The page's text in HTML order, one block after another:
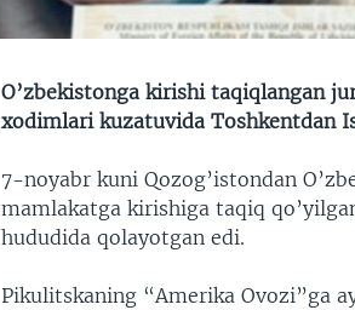
O’zbekistonga kirishi taqiqlangan
xodimlari kuzatuvida Toshkentdan
7-noyabr kuni Qozog’istondan
mamlakatga kirishiga taqiq
hududida qolayotgan edi.
Pikulitskaning “Amerika Ovozi”ga